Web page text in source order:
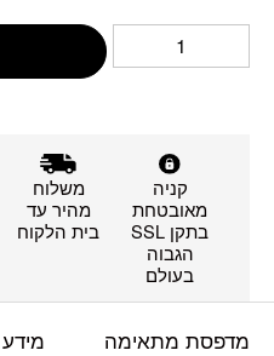
קניה
מאובטחת
בתקן SSL
הגבוה
בעולם
משלוח
מהיר עד
בית הלקוח
מדפסת מתאימה מידע